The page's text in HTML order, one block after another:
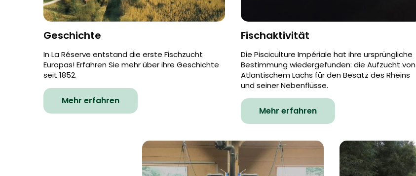
Geschichte
In La Réserve entstand die erste Fischzucht
Europas! Erfahren Sie mehr über ihre Geschichte
seit 1852.
Mehr erfahren
Fischaktivität
Die Pisciculture Impériale hat ihre ursprüngliche
Bestimmung wiedergefunden: die Aufzucht von
Atlantischem Lachs für den Besatz des Rheins
und seiner Nebenflüsse.
Mehr erfahren